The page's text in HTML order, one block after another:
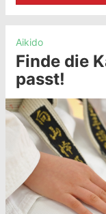
Aikido
Finde die
passt!